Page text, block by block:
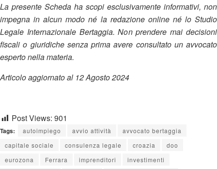
La presente Scheda ha scopi esclusivamente informativi, non
impegna in alcun modo né la redazione online né lo Studio
Legale Internazionale Bertaggia. Non prendere mai decisioni
fiscali o giuridiche senza prima avere consultato un avvocato
esperto nella materia.
Articolo aggiornato al 12 Agosto 2024
Post Views: 901
Tags: autoimpiego avvio attività
avvocato bertaggia
capitale sociale
consulenza legale croazia
doo
eurozona
Ferrara imprenditori
investimenti